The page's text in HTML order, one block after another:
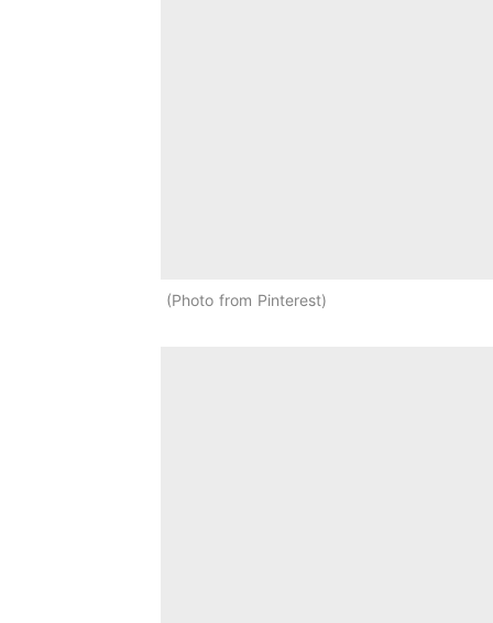
Photo from Pinterest